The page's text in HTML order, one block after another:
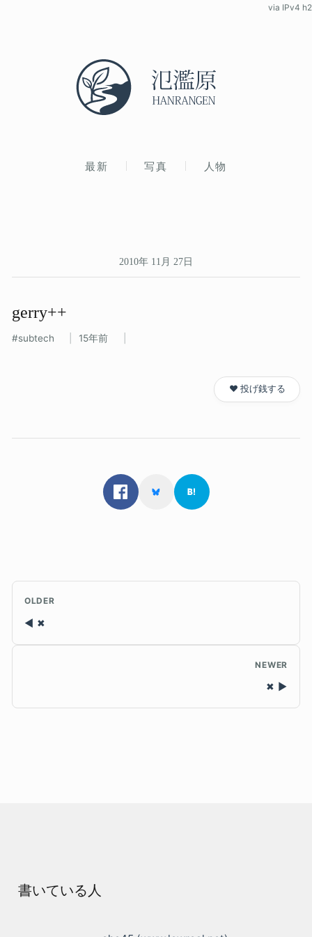
最新 写真 人物
via IPv4 h2
2010年 11月 27日
gerry++
subtech 15年前
❤️ 投げ銭する
OLDER
✖
NEWER
✖
書いている人